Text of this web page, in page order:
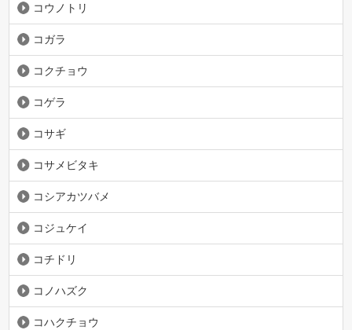
コウノトリ
コガラ
コクチョウ
コゲラ
コサギ
コサメビタキ
コシアカツバメ
コジュケイ
コチドリ
コノハズク
コハクチョウ